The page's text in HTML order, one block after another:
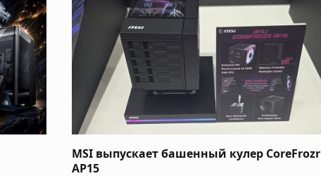
MSI выпускает башенный кулер CoreFrozr
AP15